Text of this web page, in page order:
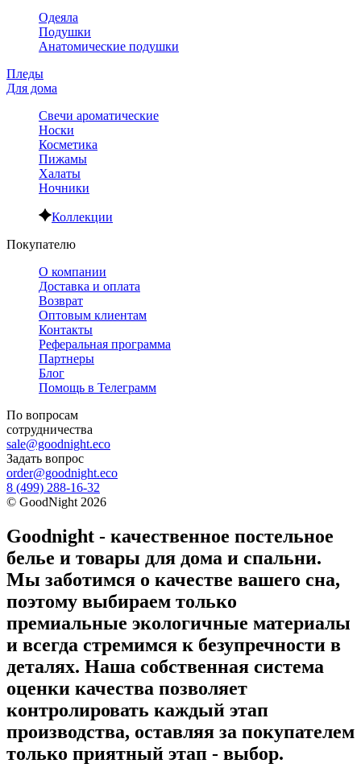
Одеяла
Подушки
Анатомические подушки
Пледы
Для дома
Свечи ароматические
Носки
Косметика
Пижамы
Халаты
Ночники
Коллекции
Покупателю
О компании
Доставка и оплата
Возврат
Оптовым клиентам
Контакты
Реферальная программа
Партнеры
Блог
Помощь в Телеграмм
По вопросам
сотрудничества
sale@goodnight.eco
Задать вопрос
order@goodnight.eco
8 (499) 288-16-32
© GoodNight 2026
Goodnight - качественное постельное
белье и товары для дома и спальни.
Мы заботимся о качестве вашего сна,
поэтому выбираем только
премиальные экологичные материалы
и всегда стремимся к безупречности в
деталях. Наша собственная система
оценки качества позволяет
контролировать каждый этап
производства, оставляя за покупателем
только приятный этап - выбор.